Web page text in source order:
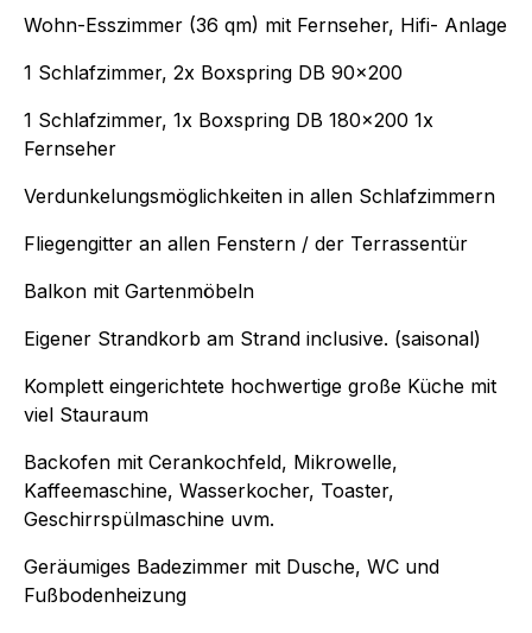
Wohn-Esszimmer (36 qm) mit Fernseher, Hifi- Anlage
1 Schlafzimmer, 2x Boxspring DB 90x200
1 Schlafzimmer, 1x Boxspring DB 180x200 1x
Fernseher
Verdunkelungsmöglichkeiten in allen Schlafzimmern
Fliegengitter an allen Fenstern / der Terrassentür
Balkon mit Gartenmöbeln
Eigener Strandkorb am Strand inclusive. (saisonal)
Komplett eingerichtete hochwertige große Küche mit
viel Stauraum
Backofen mit Cerankochfeld, Mikrowelle,
Kaffeemaschine, Wasserkocher, Toaster,
Geschirrspülmaschine uvm.
Geräumiges Badezimmer mit Dusche, WC und
Fußbodenheizung